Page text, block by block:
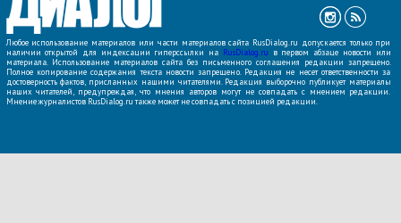
Любое использование материалов или части материалов сайта RusDialog.ru допускается только при
наличии открытой для индексации гиперссылки на RusDialog.ru в первом абзаце новости или
материала. Использование материалов сайта без письменного соглашения редакции запрещено.
Полное копирование содержания текста новости запрещено. Редакция не несет ответственности за
достоверность фактов, присланных нашими читателями. Редакция выборочно публикует материалы
наших читателей, предупреждая, что мнения авторов могут не совпадать с мнением редакции.
Мнение журналистов RusDialog.ru также может не совпадать с позицией редакции.